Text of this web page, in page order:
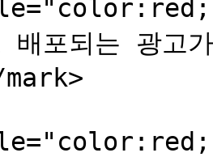
배포되는 광고